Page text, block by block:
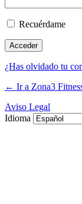
Recuérdame
¿Has olvidado tu
← Ir a Zona3
Aviso Legal
Idioma